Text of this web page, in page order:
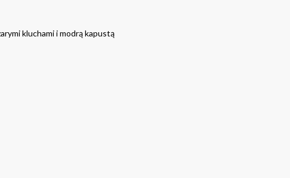
kluchami i modrą kapustą